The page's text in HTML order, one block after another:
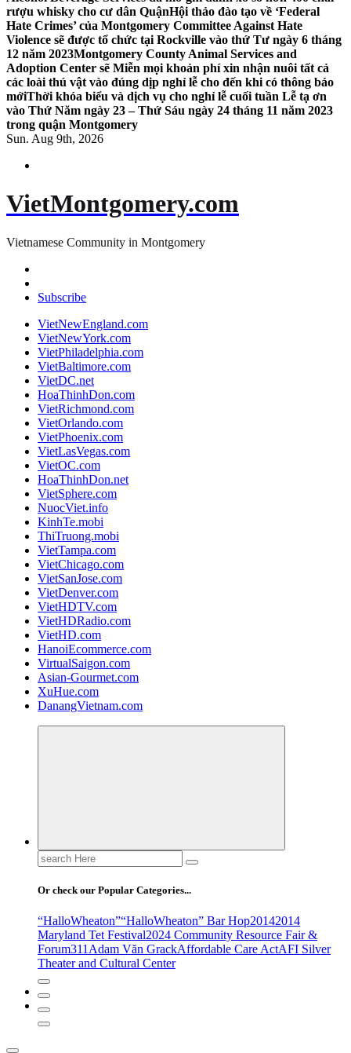
rượu whisky cho cư dân QuậnHội thảo đào tạo về ‘Federal
Hate Crimes’ của Montgomery Committee Against Hate
Violence sẽ được tổ chức tại Rockville vào thứ Tư ngày 6 tháng
12 năm 2023Montgomery County Animal Services and
Adoption Center sẽ Miễn mọi khoản phí xin nhận nuôi tất cả
các loài thú vật vào đúng dịp nghỉ lễ cho đến khi có thông báo
mớiThời khóa biểu và dịch vụ cho nghỉ lễ cuối tuần Lễ tạ ơn
vào Thứ Năm ngày 23 – Thứ Sáu ngày 24 tháng 11 năm 2023
trong quận Montgomery
Sun. Aug 9th, 2026
VietMontgomery.com
Vietnamese Community in Montgomery
Subscribe
VietNewEngland.com
VietNewYork.com
VietPhiladelphia.com
VietBaltimore.com
VietDC.net
HoaThinhDon.com
VietRichmond.com
VietOrlando.com
VietPhoenix.com
VietLasVegas.com
VietOC.com
HoaThinhDon.net
VietSphere.com
NuocViet.info
KinhTe.mobi
ThiTruong.mobi
VietTampa.com
VietChicago.com
VietSanJose.com
VietDenver.com
VietHDTV.com
VietHDRadio.com
VietHD.com
HanoiEcommerce.com
VirtualSaigon.com
Asian-Gourmet.com
XuHue.com
DanangVietnam.com
Search
for:
Or check our Popular Categories...
“HalloWheaton”“HalloWheaton” Bar Hop20142014
Maryland Tet Festival2024 Community Resource Fair &
Forum311 Adam Văn GrackAffordable Care ActAFI Silver
Theater and Cultural Center